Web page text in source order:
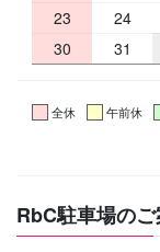
23
24
30
31
全休 午前休
RbC駐車場の